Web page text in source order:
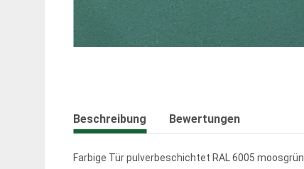
Beschreibung Bewertungen
Farbige Tür pulverbeschichtet RAL 6005 moosgrün